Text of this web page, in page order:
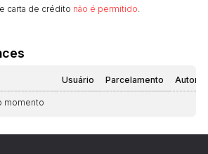
carta de crédito não é permitido
Usuário Parcelamento
momento